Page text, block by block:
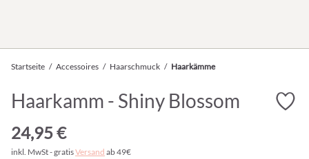
Startseite / Accessoires / Haarschmuck / Haarkämme
Haarkamm - Shiny Blossom
24,95 €
inkl. MwSt - gratisVersand ab 49€